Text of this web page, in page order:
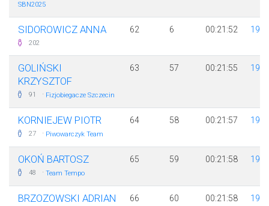
SBN2025
SIDOROWICZ ANNA
202
62 6 00:21:52 1990
GOLIŃSKI
KRZYSZTOF
91 · Fizjobiegacze Szczecin
63 57 00:21:55 1981
KORNIEJEW PIOTR
27 · Piwowarczyk Team
64 58 00:21:57 1980
OKOŃ BARTOSZ
48 · Team Tempo
65 59 00:21:58 1983
BRZOZOWSKI ADRIAN 66 60 00:21:58 1989